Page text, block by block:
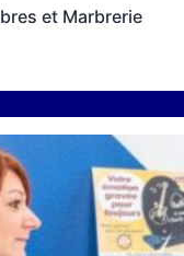
et Marbrerie